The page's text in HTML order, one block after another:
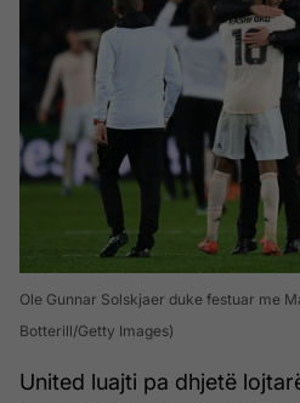
Ole Gunnar Solskjaer duke festuar me
Botterill/Getty Images)
United luajti pa dhjetë